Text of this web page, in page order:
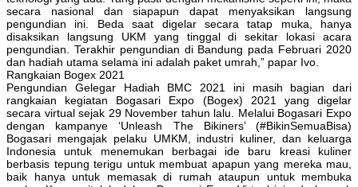
secara nasional dan siapapun dapat menyaksikan langsung
pengundian ini. Beda saat digelar secara tatap muka, hanya
disaksikan langsung UKM yang tinggal di sekitar lokasi acara
pengundian. Terakhir pengundian di Bandung pada Februari 2020
dan hadiah utama selama ini adalah paket umrah,” papar Ivo.
Rangkaian Bogex 2021
Pengundian Gelegar Hadiah BMC 2021 ini masih bagian dari
rangkaian kegiatan Bogasari Expo (Bogex) 2021 yang digelar
secara virtual sejak 29 November tahun lalu. Melalui Bogasari Expo
dengan kampanye ‘Unleash The Bikiners’ (#BikinSemuaBisa)
Bogasari mengajak pelaku UMKM, industri kuliner, dan keluarga
Indonesia untuk menemukan berbagai ide baru kreasi kuliner
berbasis tepung terigu untuk membuat apapun yang mereka mau,
baik hanya untuk memasak di rumah ataupun untuk membuka